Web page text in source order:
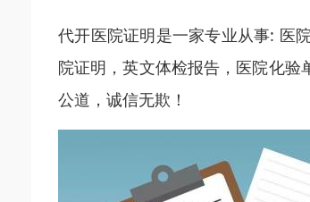
代开医院证明是一家专业从事: 医
院证明，英文体检报告，医院化
公道，诚信无欺！